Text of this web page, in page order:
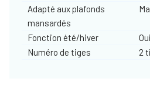
Adapté aux plafonds
mansardés
Fonction été/hiver
Oui
Numéro de tiges
2